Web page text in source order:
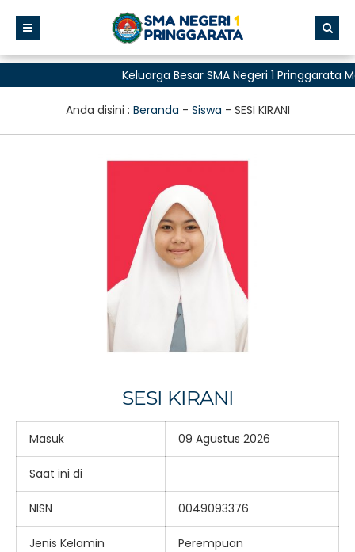
Keluarga Besar SMA Negeri 1
Anda disini : Beranda - Siswa - SESI KIRANI
SESI KIRANI
Masuk 09 Agustus 2026
Saat ini di
NISN 0049093376
Jenis Kelamin Perempuan